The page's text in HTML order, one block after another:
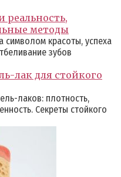
реальность,
методы
символом красоты, успеха
зубов
лак для стойкого
лаков: плотность,
Секреты стойкого